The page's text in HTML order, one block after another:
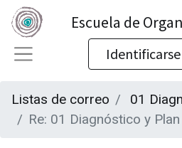
Escuela de
Identificarse
Listas de correo
01
Re: 01 Diagnóstico y Plan